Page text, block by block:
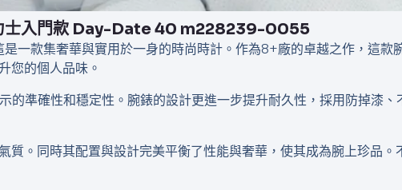
士入門款​​​​ Day-Date 40 m228239-0055
款集奢華與實用於一身的時尚時計。作為8+廠的卓越之作，這款
您的個人品味。
準確性和穩定性。腕錶的設計更進一步提升耐久性，採用防掉漆、
。同時其配置與設計完美平衡了性能與奢華，使其成為腕上珍品。